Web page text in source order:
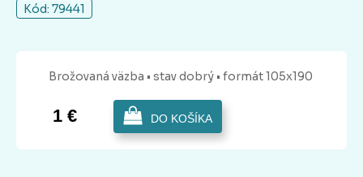
Kód: 79441
Brožovaná väzba • stav dobrý • formát 105x190
1 € DO KOŠÍKA